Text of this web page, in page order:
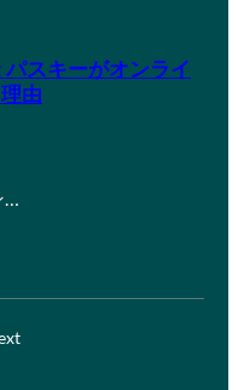
スキーがオンライ
由